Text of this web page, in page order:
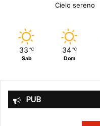
Cielo sereno
33 ℃
Sab
34 ℃
Dom
PUB